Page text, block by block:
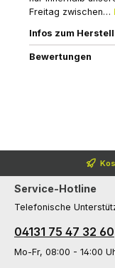
Freitag zwischen…
Infos zum
Bewertungen
Service-Hotline
Telefonische
04131 75 47 32 60
Mo-Fr, 08:00 - 14:00